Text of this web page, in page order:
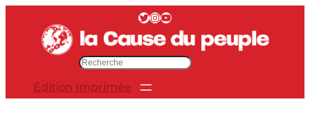
contenu
Twitter InstagramYouTube
Édition Imprimée